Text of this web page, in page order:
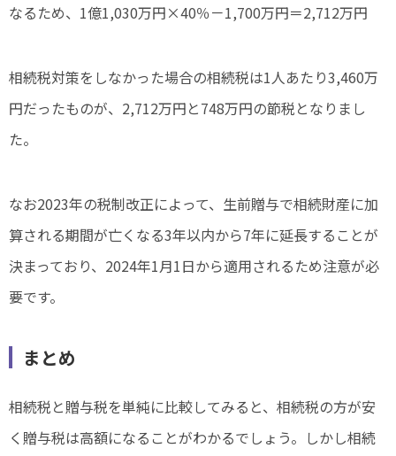
なるため、1億1,030万円×40％－1,700万円＝2,712万円
相続税対策をしなかった場合の相続税は1人あたり3,460万
円だったものが、2,712万円と748万円の節税となりまし
た。
なお2023年の税制改正によって、生前贈与で相続財産に加
算される期間が亡くなる3年以内から7年に延長することが
決まっており、2024年1月1日から適用されるため注意が必
要です。
まとめ
相続税と贈与税を単純に比較してみると、相続税の方が安
く贈与税は高額になることがわかるでしょう。しかし相続